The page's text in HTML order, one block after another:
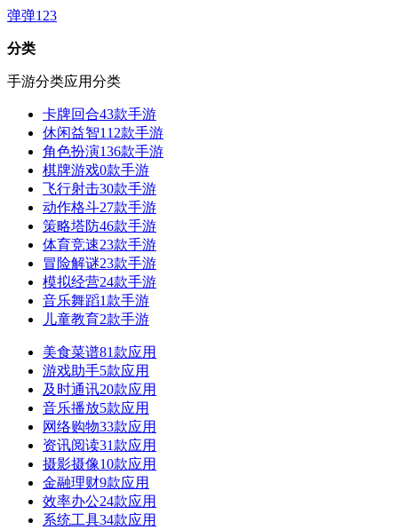
弹弹123
分类
手游分类应用分类
卡牌回合43款手游
休闲益智112款手游
角色扮演136款手游
棋牌游戏0款手游
飞行射击30款手游
动作格斗27款手游
策略塔防46款手游
体育竞速23款手游
冒险解谜23款手游
模拟经营24款手游
音乐舞蹈1款手游
儿童教育2款手游
美食菜谱81款应用
游戏助手5款应用
及时通讯20款应用
音乐播放5款应用
网络购物33款应用
资讯阅读31款应用
摄影摄像10款应用
金融理财9款应用
效率办公24款应用
系统工具34款应用